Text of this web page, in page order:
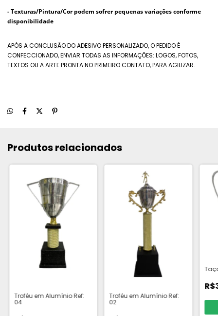
- Texturas/Pintura/Cor podem sofrer pequenas variações conforme
disponibilidade
APÓS A CONCLUSÃO DO ADESIVO PERSONALIZADO, O PEDIDO É
CONFECCIONADO, ENVIAR TODAS AS INFORMAÇÕES: LOGOS, FOTOS,
TEXTOS OU A ARTE PRONTA NO PRIMEIRO CONTATO, PARA AGILIZAR.
Produtos relacionados
Troféu em Alumínio Ref:
04
Troféu em Alumínio Ref:
02